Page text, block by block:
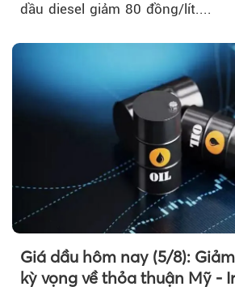
dầu diesel giảm 80 đồng/lít....
Giá dầu hôm nay (5/8):
kỳ vọng về thỏa thuận Mỹ -